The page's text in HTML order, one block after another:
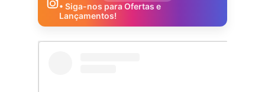
• Siga-nos para Ofertas e
Lançamentos!